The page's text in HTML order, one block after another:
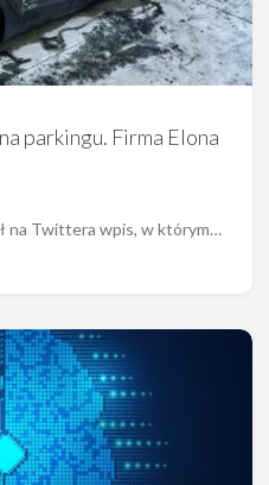
parkingu. Firma Elona
na Twittera wpis, w którym…